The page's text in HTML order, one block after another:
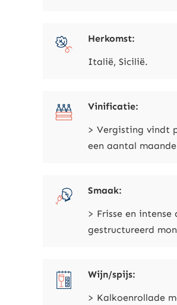
Herkomst:
Italië, Sicilië.
Vinificatie:
> Vergisting vindt
een aantal
Smaak:
> Frisse en intense
gestructureerd
Wijn/spijs:
> Kalkoenrollade